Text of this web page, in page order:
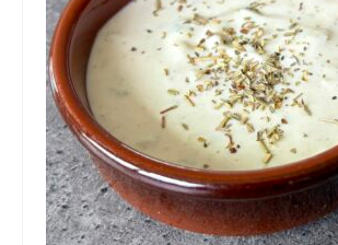
Entrées
Aumônières Feuilletés Samoussas
Blinis Cakes
Salades Verrines
Tartinades Tartines
Divers entrées